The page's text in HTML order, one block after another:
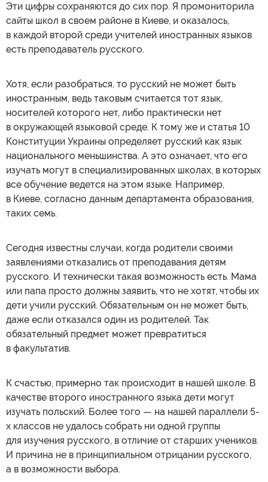
Эти цифры сохраняются до сих пор. Я промониторила
сайты школ в своем районе в Киеве, и оказалось,
в каждой второй среди учителей иностранных языков
есть преподаватель русского.
Хотя, если разобраться, то русский не может быть
иностранным, ведь таковым считается тот язык,
носителей которого нет, либо практически нет
в окружающей языковой среде. К тому же и статья 10
Конституции Украины определяет русский как язык
национального меньшинства. А это означает, что его
изучать могут в специализированных школах, в которых
все обучение ведется на этом языке. Например,
в Киеве, согласно данным департамента образования,
таких семь.
Сегодня известны случаи, когда родители своими
заявлениями отказались от преподавания детям
русского. И технически такая возможность есть. Мама
или папа просто должны заявить, что не хотят, чтобы их
дети учили русский. Обязательным он не может быть,
даже если отказался один из родителей. Так
обязательный предмет может превратиться
в факультатив.
К счастью, примерно так происходит в нашей школе. В
качестве второго иностранного языка дети могут
изучать польский. Более того — на нашей параллели 5-
х классов не удалось собрать ни одной группы
для изучения русского, в отличие от старших учеников.
И причина не в принципиальном отрицании русского,
а в возможности выбора.